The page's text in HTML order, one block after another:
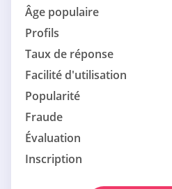
Âge populaire
Profils
Taux de réponse
Facilité d'utilisation
Popularité
Fraude
Évaluation
Inscription